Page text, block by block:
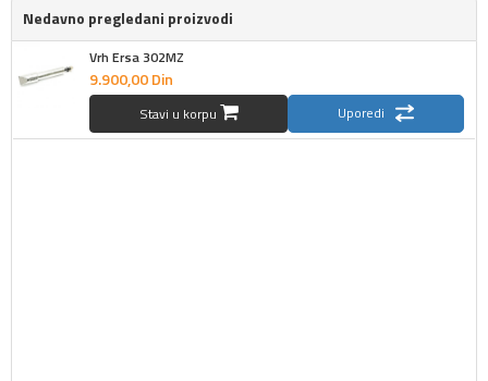
Nedavno pregledani proizvodi
Vrh Ersa 302MZ
9.900,00Din
Stavi u korpu Uporedi